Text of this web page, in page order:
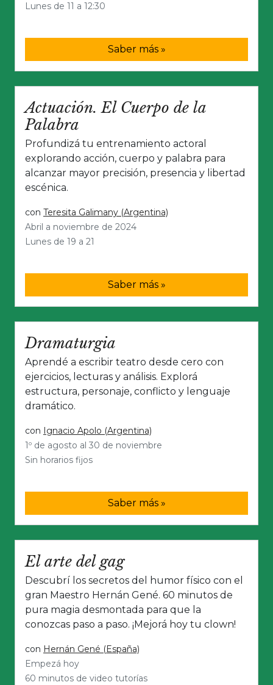
Lunes de 11 a 12:30
Saber más »
Actuación. El Cuerpo de la
Palabra
Profundizá tu entrenamiento actoral
explorando acción, cuerpo y palabra para
alcanzar mayor precisión, presencia y libertad
escénica.
con Teresita Galimany (Argentina)
Abril a noviembre de 2024
Lunes de 19 a 21
Saber más »
Dramaturgia
Aprendé a escribir teatro desde cero con
ejercicios, lecturas y análisis. Explorá
estructura, personaje, conflicto y lenguaje
dramático.
con
Ignacio Apolo (Argentina)
1º de agosto al 30 de noviembre
Sin horarios fijos
Saber más »
El arte del gag
Descubrí los secretos del humor físico con el
gran Maestro Hernán Gené. 60 minutos de
pura magia desmontada para que la
conozcas paso a paso. ¡Mejorá hoy tu clown!
con Hernán Gené (España)
Empezá hoy
60 minutos de video tutorías